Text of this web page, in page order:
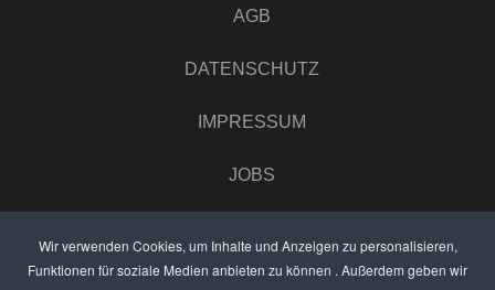
Wir verwenden Cookies, um Inhalte und Anzeigen zu personalisieren,
Funktionen für soziale Medien anbieten zu können . Außerdem geben wir
AGB
DATENSCHUTZ
IMPRESSUM
JOBS
ANZEIGEN PREISE